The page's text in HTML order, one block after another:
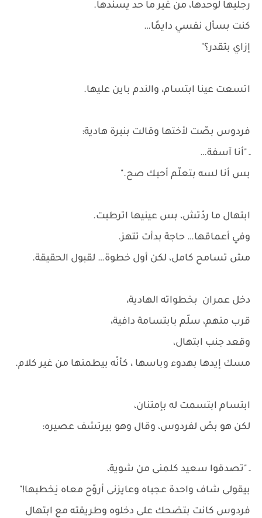
رجليها لوحدها، من غير ما حد يسندها.
كنت بسأل نفسي دايمًا…
إزاي بتقدر؟"
اتسعت عينا ابتسام، والندم باين عليها.
فردوس بصّت لأختها وقالت بنبرة هادية:
ـ "أنا آسفة…
بس أنا لسه بتعلّم أحبك صح."
ابتهال ما ردّتش، بس عينيها اترطبت.
وفي أعماقها… حاجة بدأت تتهز.
مش تسامح كامل، لكن أول خطوة… لقبول الحقيقة.
دخل عمران بخطواته الهادية،
قرب منهم، سلّم بابتسامة دافية،
وقعد جنب ابتهال،
مسك إيدها بهدوء وباسها ، كأنّه بيطمنها من غير كلام.
ابتسام ابتسمت له بإمتنان،
لكن هو بصّ لفردوس، وقال وهو بيرتشف عصيره:
ـ "تصدقوا سعيد كلمنى من شوية،
بيقولى شاف واحدة عجباه وعايزنى أروّح معاه نِخطبها!"
فردوس كانت بتضحك على دخلوه وطريقته مع ابتهال